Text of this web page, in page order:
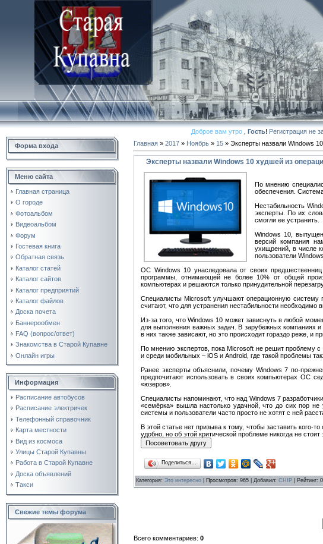
Доброе вам утро, Гость! Регистрация не
Форма входа
Меню сайта
Главная страница
О городе
Фотоальбом
Видеоальбом
Форум
Гостевая книга
Обратная связь
Каталог статей
Каталог сайтов
Каталог предприятий
Каталог файлов
Доска почета
Баннерообмен
FAQ (вопрос/ответ)
Знакомства в Старой Купавне
Онлайн игры
Информация
Расписание автобусов
Расписание электричек
Телефонный справочник
Карта местности
Вид из космоса
Улицы Старой Купавны
Работа в Старой Купавне
Доска объявлений
Такси
Свежие темы форума
Главная » 2017 » Ноябрь » 15 » Эксперты назвали Windows
Эксперты назвали Windows 10 худшей из
По мнению
обеспечения.
Нестабильность
эксперты. По их
смогли ее устранить.
Windows 10,
версий компания
ухищрений, в числе
пользователи Windows.
ОС Windows 10 унаследовала от своих
программы, отнимающей не более 10% от общей
компьютерах и решаются только принудительной
Специалисты Microsoft улучшают операционную систему
считают, что для устранения нестабильности
Из-за того, что Windows 10 может зависнуть в любой
для выполнения важных задач. В зарубежных компаниях
в них также зависают, но это происходит гораздо реже, и
По мнению экспертов, пока Microsoft не решит проблему
и среди мобильных – iOS и Android, где такой проблемы
Ранее эксперты объяснили, почему Windows 7 по-
предпочитают использовать в своих компьютерах ОС
«юзеров».
Специалисты напоминают, что над Windows 7
«семёрка» вышла настолько удачной, что до сих пор
системы и пользователи часто просто не хотят с ней
В этой статье нет призыва к тому, чтобы заставить кого-
удобно, но об этой критической проблеме никогда не стоит
Поделиться…
Категория: Это интересно Просмотров: 965 | Добавил: CHIP Рейтинг:
Всего комментариев: 0